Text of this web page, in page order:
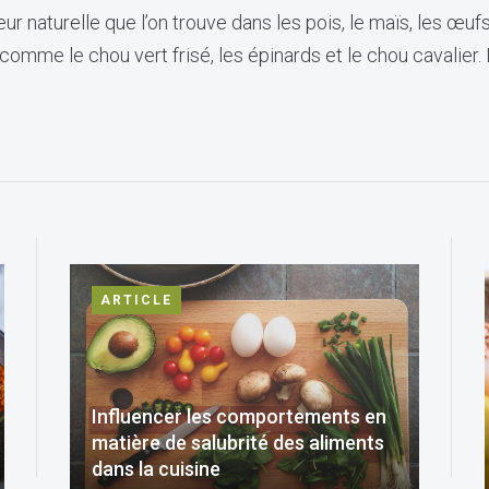
naturelle que l’on trouve dans les pois, le maïs, les
le chou vert frisé, les épinards et le chou cavalier.
ARTICLE
Influencer les comportements en
matière de salubrité des aliments
dans la cuisine